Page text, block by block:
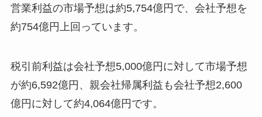
営業利益の市場予想は約5,754億円で、会社予想を
約754億円上回っています。
税引前利益は会社予想5,000億円に対して市場予想
が約6,592億円、親会社帰属利益も会社予想2,600
億円に対して約4,064億円です。